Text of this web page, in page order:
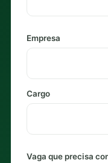
Empresa
Cargo
Vaga que precisa